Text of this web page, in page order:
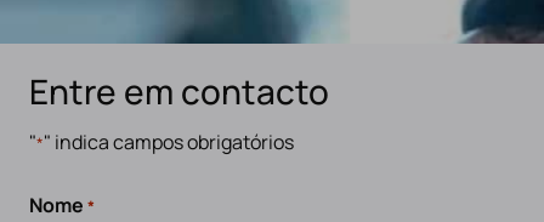
Entre em contacto
"*" indica campos obrigatórios
Nome *